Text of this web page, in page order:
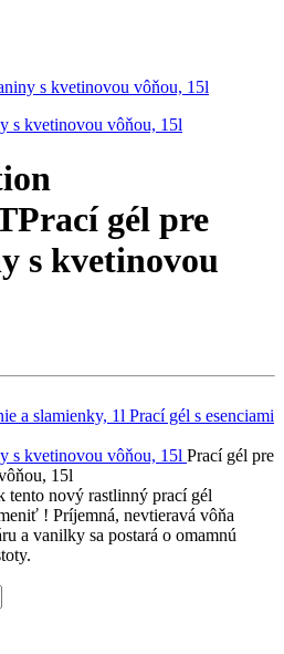
s kvetinovou vôňou, 15l
Prací gél pre
s kvetinovou
Prací gél s esenciami
Prací gél pre
15l
tento nový rastlinný prací gél
! Príjemná, nevtieravá vôňa
a vanilky sa postará o omamnú